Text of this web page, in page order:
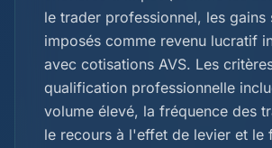
le trader professionnel, les gains
imposés comme revenu lucratif
avec cotisations AVS. Les
qualification professionnelle
volume élevé, la fréquence des
le recours à l'effet de levier et le